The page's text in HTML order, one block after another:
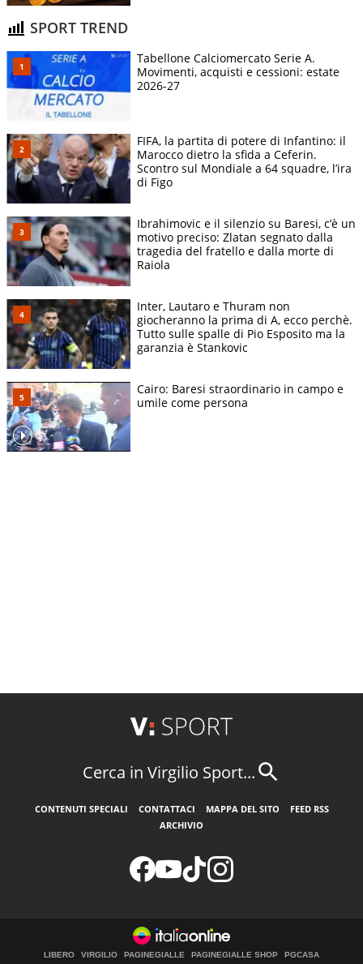
SPORT TREND
Tabellone Calciomercato Serie A.
Movimenti, acquisti e cessioni: estate
2026-27
FIFA, la partita di potere di Infantino: il
Marocco dietro la sfida a Ceferin.
Scontro sul Mondiale a 64 squadre, l’ira
di Figo
Ibrahimovic e il silenzio su Baresi, c’è un
motivo preciso: Zlatan segnato dalla
tragedia del fratello e dalla morte di
Raiola
Inter, Lautaro e Thuram non
giocheranno la prima di A, ecco perchè.
Tutto sulle spalle di Pio Esposito ma la
garanzia è Stankovic
Cairo: Baresi straordinario in campo e
umile come persona
Cerca in Virgilio Sport...
CONTENUTI SPECIALI CONTATTACI MAPPA DEL SITO
FEED RSS
ARCHIVIO
LIBERO VIRGILIO PAGINEGIALLE PAGINEGIALLE SHOP PGCASA